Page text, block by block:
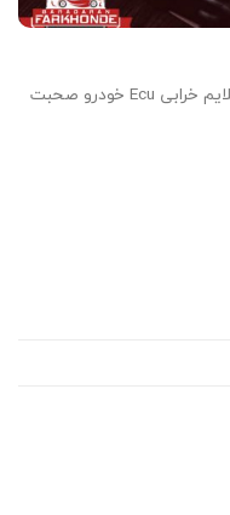
در این مقاله قبل از اینکه بخواهیم درباره علایم خرابی Ecu خودرو صحبت